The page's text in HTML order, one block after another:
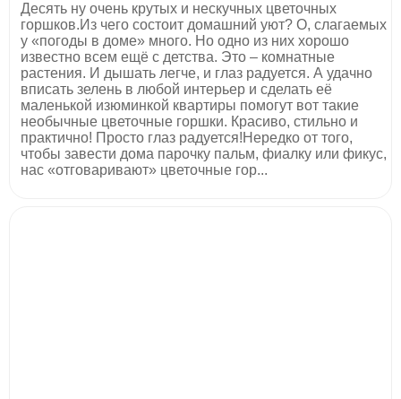
Десять ну очень крутых и нескучных цветочных
горшков.Из чего состоит домашний уют? О, слагаемых
у «погоды в доме» много. Но одно из них хорошо
известно всем ещё с детства. Это – комнатные
растения. И дышать легче, и глаз радуется. А удачно
вписать зелень в любой интерьер и сделать её
маленькой изюминкой квартиры помогут вот такие
необычные цветочные горшки. Красиво, стильно и
практично! Просто глаз радуется!Нередко от того,
чтобы завести дома парочку пальм, фиалку или фикус,
нас «отговаривают» цветочные гор...